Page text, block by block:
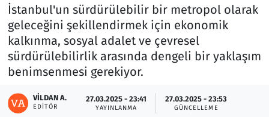
İstanbul'un sürdürülebilir bir metropol olarak
geleceğini şekillendirmek için ekonomik
kalkınma, sosyal adalet ve çevresel
sürdürülebilirlik arasında dengeli bir yaklaşım
benimsenmesi gerekiyor.
VILDAN A.
EDITÖR
27.03.2025 - 23:41
YAYINLANMA
27.03.2025 - 23:53
GÜNCELLEME
Lezzet Durağı
Memur ve Kamu
Otomobil
Oyun